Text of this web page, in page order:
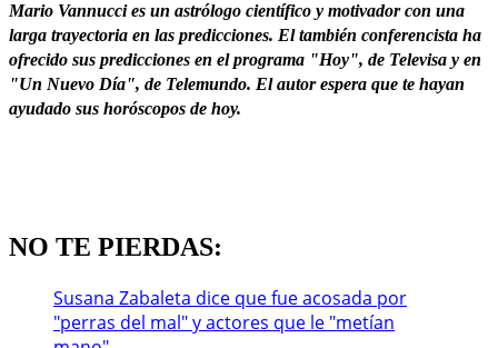
Mario Vannucci es un astrólogo científico y motivador con una
larga trayectoria en las predicciones. El también conferencista ha
ofrecido sus predicciones en el programa "Hoy", de Televisa y en
"Un Nuevo Día", de Telemundo. El autor espera que te hayan
ayudado sus horóscopos de hoy.
NO TE PIERDAS:
Susana Zabaleta dice que fue acosada por
"perras del mal" y actores que le "metían